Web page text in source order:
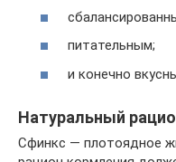
питательным;
и конечно
Натуральный
Сфинкс — плотоядное